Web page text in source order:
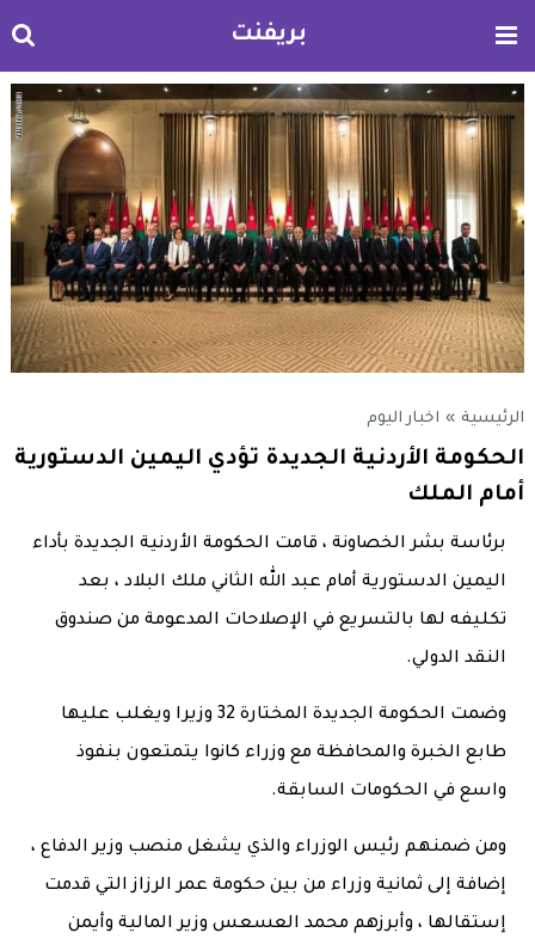
بريفنت
الرئيسية » اخبار اليوم
الحكومة الأردنية الجديدة تؤدي اليمين الدستورية
أمام الملك
برئاسة بشر الخصاونة ، قامت الحكومة الأردنية الجديدة بأداء
اليمين الدستورية أمام عبد الله الثاني ملك البلاد ، بعد
تكليفه لها بالتسريع في الإصلاحات المدعومة من صندوق
النقد الدولي.
وضمت الحكومة الجديدة المختارة 32 وزيرا ويغلب عليها
طابع الخبرة والمحافظة مع وزراء كانوا يتمتعون بنفوذ
واسع في الحكومات السابقة.
ومن ضمنهم رئيس الوزراء والذي يشغل منصب وزير الدفاع ،
إضافة إلى ثمانية وزراء من بين حكومة عمر الرزاز التي قدمت
إستقالها ، وأبرزهم محمد العسعس وزير المالية وأيمن